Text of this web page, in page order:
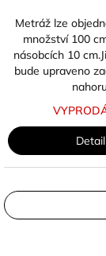
Metráž lze
množství 100
násobcích 10
bude upraveno
Detail